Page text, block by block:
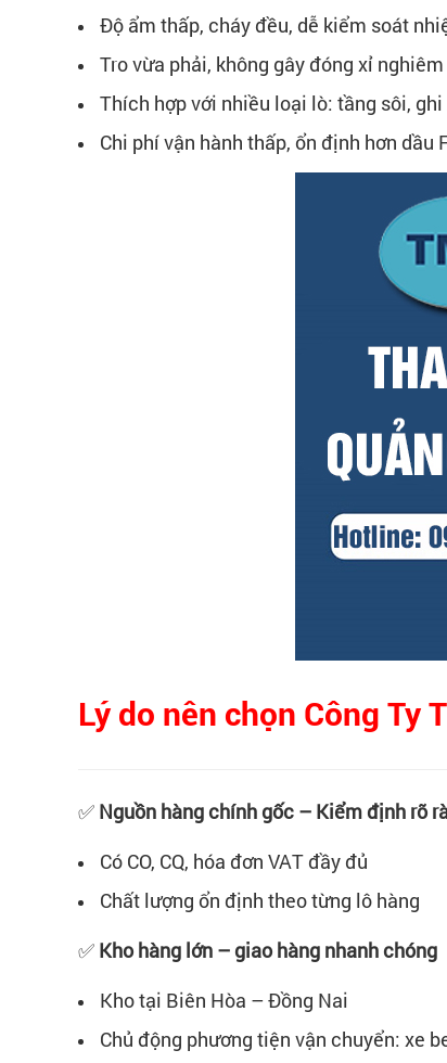
Độ ẩm thấp, cháy đều, dễ kiểm soát
Tro vừa phải, không gây đóng xỉ
Thích hợp với nhiều loại lò: tầng sôi,
Chi phí vận hành thấp, ổn định hơn dầu
Lý do nên chọn Công Ty
✅ Nguồn hàng chính gốc – Kiểm định rõ
Có CO, CQ, hóa đơn VAT đầy đủ
Chất lượng ổn định theo từng lô hàng
✅ Kho hàng lớn – giao hàng nhanh chóng
Kho tại Biên Hòa – Đồng Nai
Chủ động phương tiện vận chuyển: xe